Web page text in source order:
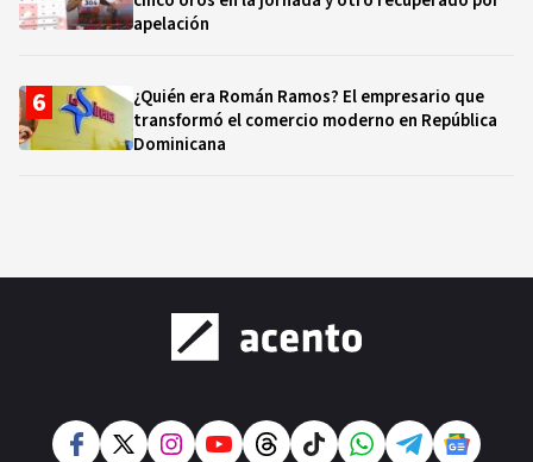
apelación
¿Quién era Román Ramos? El empresario que
transformó el comercio moderno en República
Dominicana